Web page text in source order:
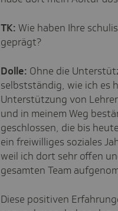
TK: Wie haben Ihre
geprägt?
Dolle: Ohne die
selbstständig, wie ich es
Unterstützung von
und in meinem Weg
geschlossen, die bis
ein freiwilliges soziales
weil ich dort sehr offen
gesamten Team
Diese positiven